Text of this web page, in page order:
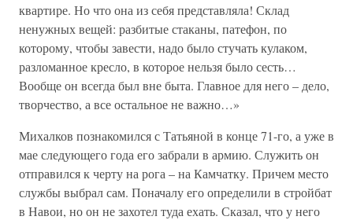
квартире. Но что она из себя представляла! Склад
ненужных вещей: разбитые стаканы, патефон, по
которому, чтобы завести, надо было стучать кулаком,
разломанное кресло, в которое нельзя было сесть…
Вообще он всегда был вне быта. Главное для него – дело,
творчество, а все остальное не важно…»
Михалков познакомился с Татьяной в конце 71-го, а уже в
мае следующего года его забрали в армию. Служить он
отправился к черту на рога – на Камчатку. Причем место
службы выбрал сам. Поначалу его определили в стройбат
в Навои, но он не захотел туда ехать. Сказал, что у него